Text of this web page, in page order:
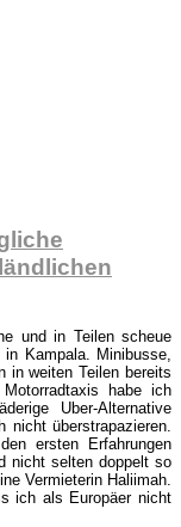
und in Teilen scheue
in Kampala. Minibusse,
in weiten Teilen bereits
habe ich
Uber-Alternative
nicht überstrapazieren.
ersten Erfahrungen
nicht selten doppelt so
Vermieterin Haliimah.
ich als Europäer nicht